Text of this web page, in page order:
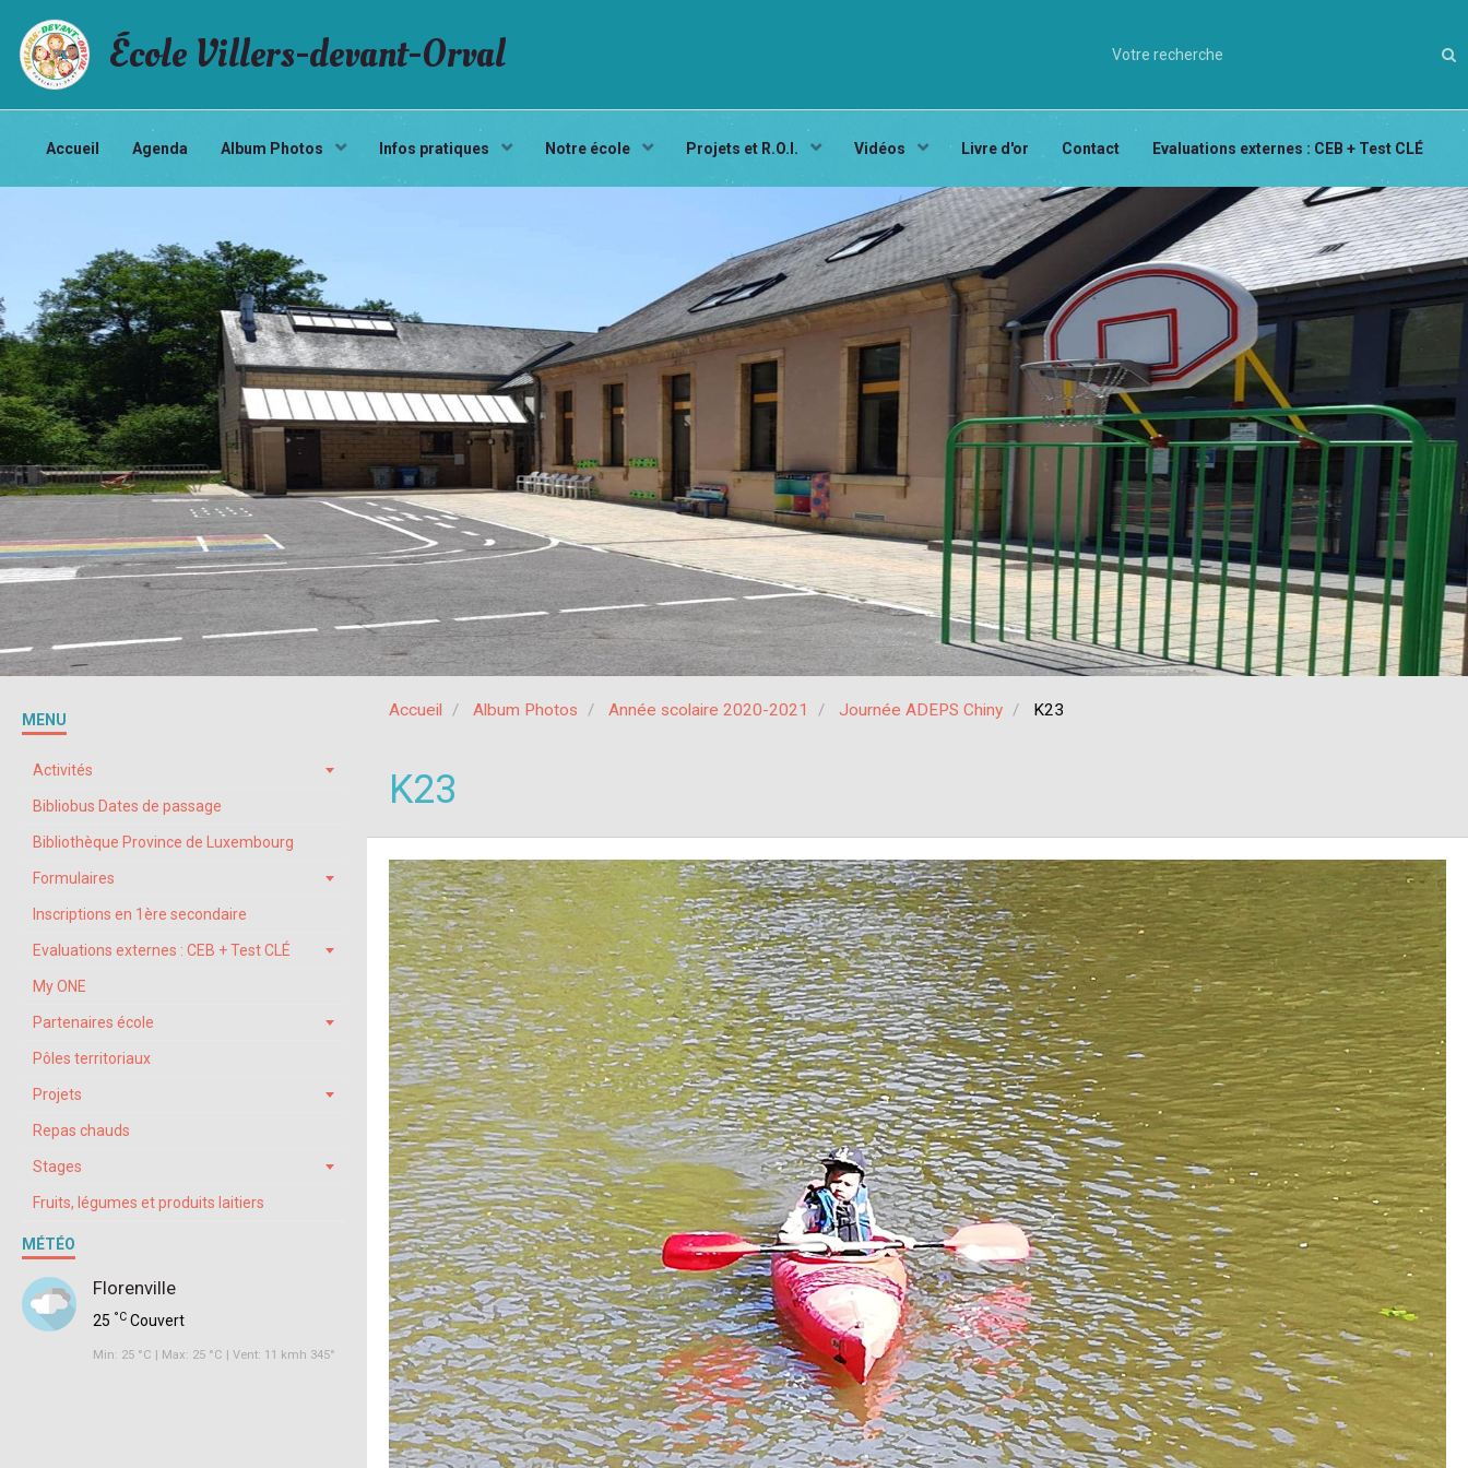
École Villers-devant-Orval
Accueil Agenda Album Photos Infos pratiques Notre école Projets et R.O.I. Vidéos Livre d'or Contact Evaluations externes : CEB + Test CLÉ
Accueil Album Photos Année scolaire 2020-2021 Journée ADEPS Chiny K23
K23
MENU
Activités
Bibliobus Dates de passage
Bibliothèque Province de Luxembourg
Formulaires
Inscriptions en 1ère secondaire
Evaluations externes : CEB + Test CLÉ
My ONE
Partenaires école
Pôles territoriaux
Projets
Repas chauds
Stages
Fruits, légumes et produits laitiers
MÉTÉO
Florenville
25 °C Couvert
Min: 25 °C | Max: 25 °C | Vent: 11 kmh 345°